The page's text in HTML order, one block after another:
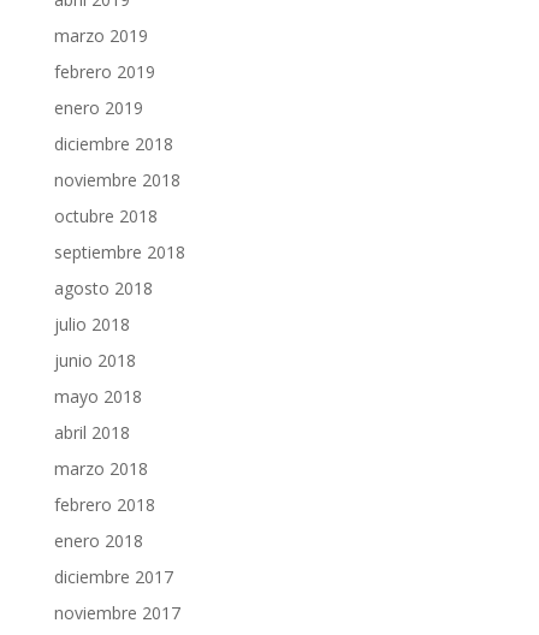
marzo 2019
febrero 2019
enero 2019
diciembre 2018
noviembre 2018
octubre 2018
septiembre 2018
agosto 2018
julio 2018
junio 2018
mayo 2018
abril 2018
marzo 2018
febrero 2018
enero 2018
diciembre 2017
noviembre 2017